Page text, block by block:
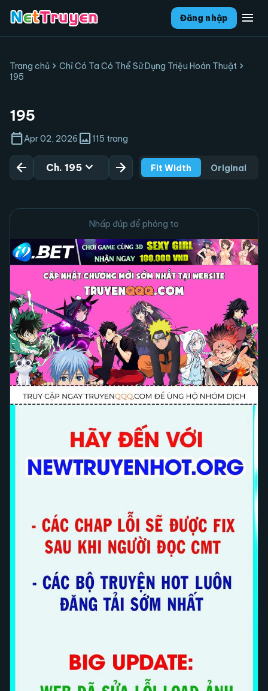
Đăng nhập menu
Trang chủ chevron_right Chỉ Có Ta Có Thể Sử Dụng Triệu Hoán Thuật chevron_right
195
195
calendar_todayApr 02, 2026 image115 trang
arrow_back Ch. 195 expand_more arrow_forward Fit Width Original
Nhấp đúp để phóng to